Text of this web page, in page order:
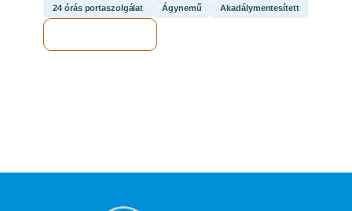
24 órás portaszolgálat Ágynemű Akadálymentesített